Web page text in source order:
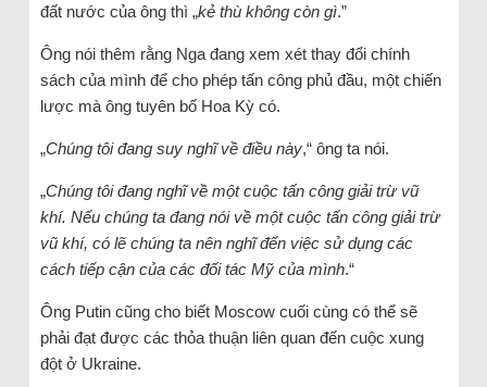
đất nước của ông thì „kẻ thù không còn gì.”
Ông nói thêm rằng Nga đang xem xét thay đổi chính
sách của mình để cho phép tấn công phủ đầu, một chiến
lược mà ông tuyên bố Hoa Kỳ có.
„Chúng tôi đang suy nghĩ về điều này,“ ông ta nói.
„Chúng tôi đang nghĩ về một cuộc tấn công giải trừ vũ
khí. Nếu chúng ta đang nói về một cuộc tấn công giải trừ
vũ khí, có lẽ chúng ta nên nghĩ đến việc sử dụng các
cách tiếp cận của các đối tác Mỹ của mình.“
Ông Putin cũng cho biết Moscow cuối cùng có thể sẽ
phải đạt được các thỏa thuận liên quan đến cuộc xung
đột ở Ukraine.